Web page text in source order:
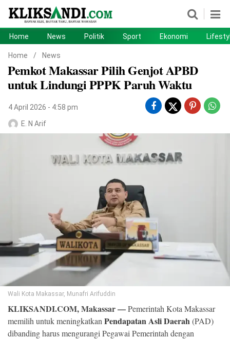
Politik Sport
©
Copyright
Sandi
-
All
reserved
Home News Politik Sport Ekonomi
Home / News
Pemkot Makassar Pilih Genjot APBD
untuk Lindungi PPPK Paruh Waktu
4 April 2026 - 4:58 pm
E. N Arif
Wali Kota Makassar, Munafri Arifuddin
KLIKSANDI.COM, Makassar —Pemerintah Kota Makassar
memilih untuk meningkatkan Pendapatan Asli Daerah(PAD)
dibanding harus mengurangi Pegawai Pemerintah dengan